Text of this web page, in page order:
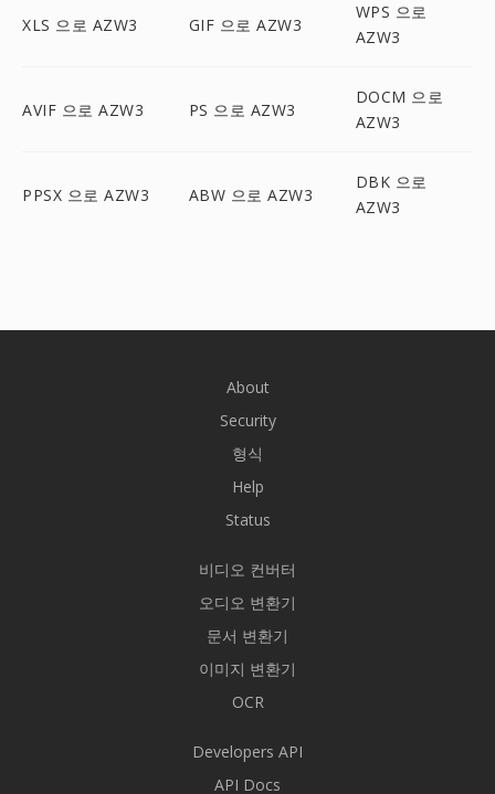
XLS 으로 AZW3 GIF 으로 AZW3
WPS 으로
AZW3
AVIF 으로 AZW3 PS 으로 AZW3
DOCM 으로
AZW3
PPSX 으로 AZW3 ABW 으로 AZW3
DBK 으로
AZW3
About
Security
형식
Help
Status
비디오 컨버터
오디오 변환기
문서 변환기
이미지 변환기
OCR
Developers API
API Docs